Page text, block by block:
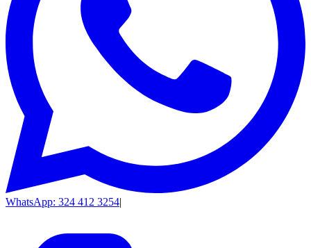
WhatsApp: 324 412 3254|